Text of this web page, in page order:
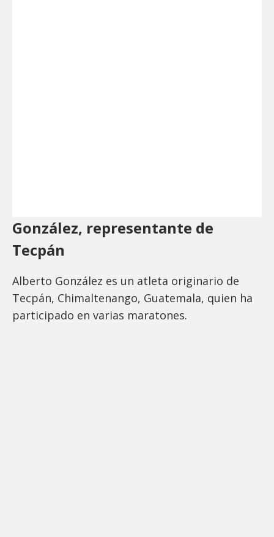
González, representante de
Tecpán
Alberto González es un atleta originario de
Tecpán, Chimaltenango, Guatemala, quien ha
participado en varias maratones.